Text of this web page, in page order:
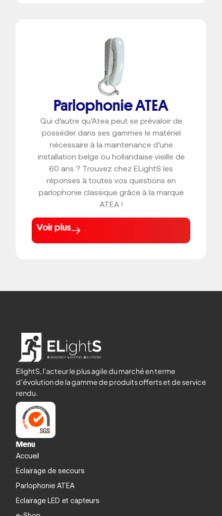
Parlophonie ATEA
Qui d’autre qu’Atea peut se prévaloir de
posséder dans ses gammes le matériel
nécessaire à la maintenance d’une
installation belge ou hollandaise vieille de
60 ans ? Trouvez chez ELightS les
réponses à toutes vos questions en
parlophonie classique grâce à la marque
ATEA !
Voir plus
ElightS, l’acteur le plus agile du marché en terme
d’évolution de la gamme de produits offerts et de service
rendu.
Menu
Accueil
Eclairage de secours
Parlophonie ATEA
Eclairage LED et capteurs